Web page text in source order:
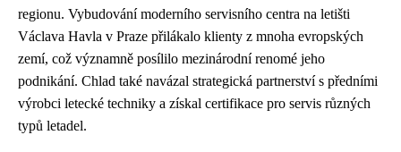
regionu. Vybudování moderního servisního centra na letišti
Václava Havla v Praze přilákalo klienty z mnoha evropských
zemí, což významně posílilo mezinárodní renomé jeho
podnikání. Chlad také navázal strategická partnerství s předními
výrobci letecké techniky a získal certifikace pro servis různých
typů letadel.